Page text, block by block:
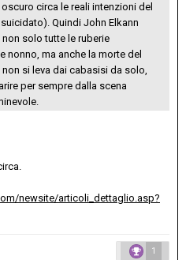
circa le reali intenzioni del
Quindi John Elkann
solo tutte le ruberie
nonno, ma anche la morte del
si leva dai cabasisi da solo,
per sempre dalla scena
newsite/articoli_dettaglio.asp?
1